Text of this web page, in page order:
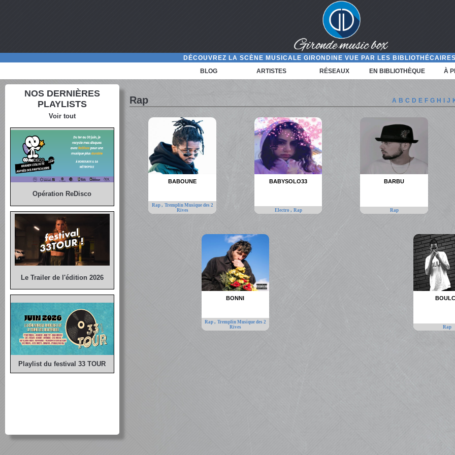
DÉCOUVREZ LA SCÈNE MUSICALE GIRONDINE VUE PAR LES
BLOG
ARTISTES RÉSEAUX EN BIBLIOTHÈQUE À
NOS DERNIÈRES
PLAYLISTS
Voir tout
Opération ReDisco
Le Trailer de l'édition 2026
Playlist du festival 33 TOUR
Rap A B C D E F G H I J
BABOUNE
Rap , Tremplin Musique des 2
Rives
BABYSOLO33
Electro , Rap
BARBU
Rap
BONNI
Rap , Tremplin Musique des 2
Rives
Rap